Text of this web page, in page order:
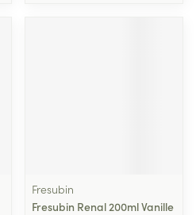
Fresubin
Fresubin Renal 200ml Vanille